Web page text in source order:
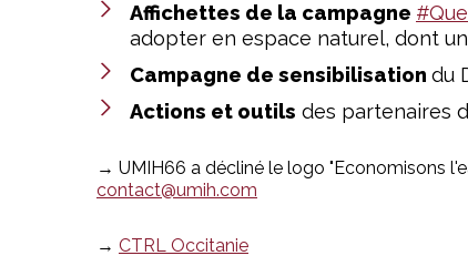
Affichettes de la campagne
adopter en espace naturel, dont
Campagne de sensibilisation du
Actions et outils des partenaires
→ UMIH66 a décliné le logo "Economisons
contact@umih.com
→ CTRL Occitanie